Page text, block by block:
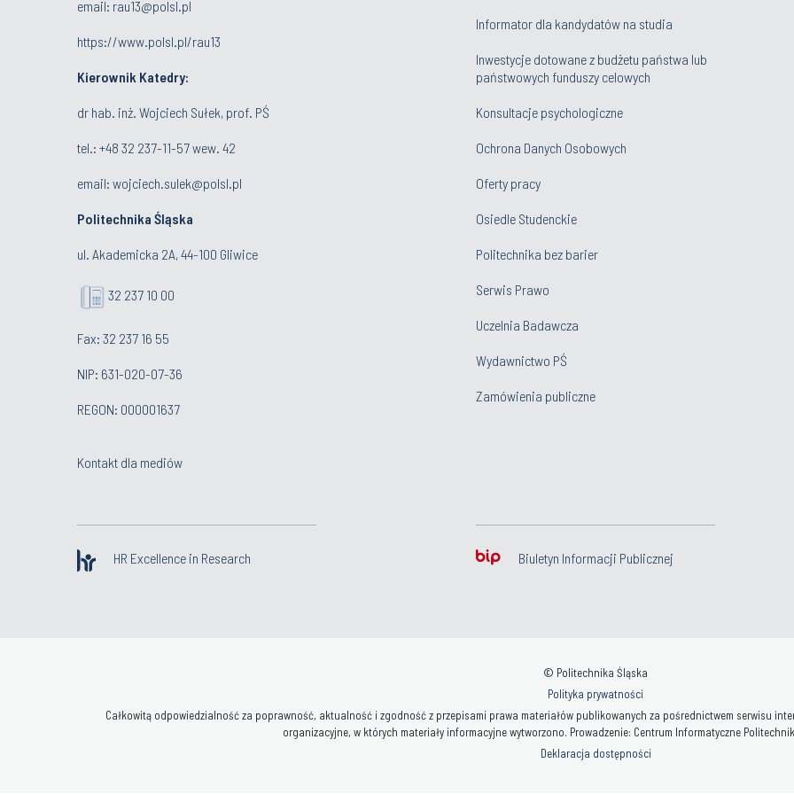
email: rau13@polsl.pl
https://www.polsl.pl/rau13
Kierownik Katedry:
dr hab. inż. Wojciech Sułek, prof. PŚ
tel.: +48 32 237-11-57 wew. 42
email: wojciech.sulek@polsl.pl
Politechnika Śląska
ul. Akademicka 2A, 44-100 Gliwice
32 237 10 00
Fax: 32 237 16 55
NIP: 631-020-07-36
REGON: 000001637
Kontakt dla mediów
Informator dla kandydatów na studia
Inwestycje dotowane z budżetu państwa lub
państwowych funduszy celowych
Konsultacje psychologiczne
Ochrona Danych Osobowych
Oferty pracy
Osiedle Studenckie
Politechnika bez barier
Serwis Prawo
Uczelnia Badawcza
Wydawnictwo PŚ
Zamówienia publiczne
HR Excellence in Research Biuletyn Informacji Publicznej
© Politechnika Śląska
Polityka prywatności
Całkowitą odpowiedzialność za poprawność, aktualność i zgodność z przepisami prawa materiałów publikowanych za pośrednictwem serwisu
organizacyjne, w których materiały informacyjne wytworzono. Prowadzenie: Centrum Informatyczne
Deklaracja dostępności